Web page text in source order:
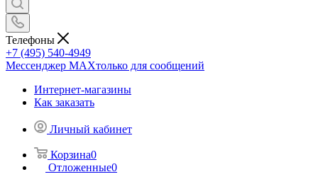
Телефоны
+7 (495) 540-4949
Мессенджер МАХтолько для сообщений
Интернет-магазины
Как заказать
Личный кабинет
Корзина0
Отложенные0